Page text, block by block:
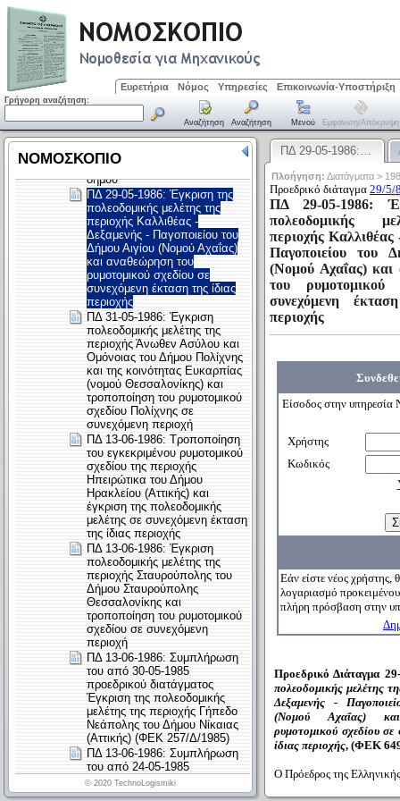
Ευρετήρια Νόμος Υπηρεσίες Επικοινωνία-Υποστήριξη
Γρήγορη αναζήτηση:
Αναζήτηση Αναζήτηση Μενού Εμφάνιση/απόκρυψη
ΠΔ 29-05-1986:…